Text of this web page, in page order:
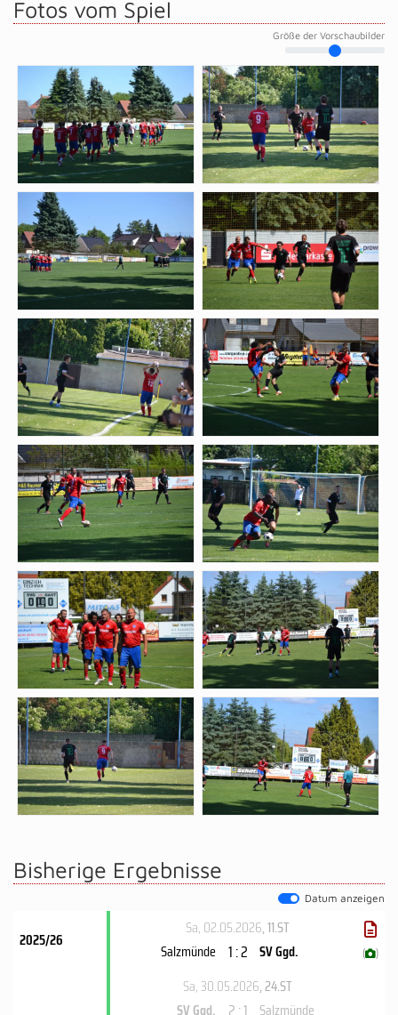
Fotos vom Spiel
Größe der Vorschaubilder
Bisherige Ergebnisse
Datum anzeigen
2025/26
Sa, 02.05.2026, 11.ST
Salzmünde 1 : 2 SV Ggd. ( )
Sa, 30.05.2026, 24.ST
SV Ggd.
Salzmünde